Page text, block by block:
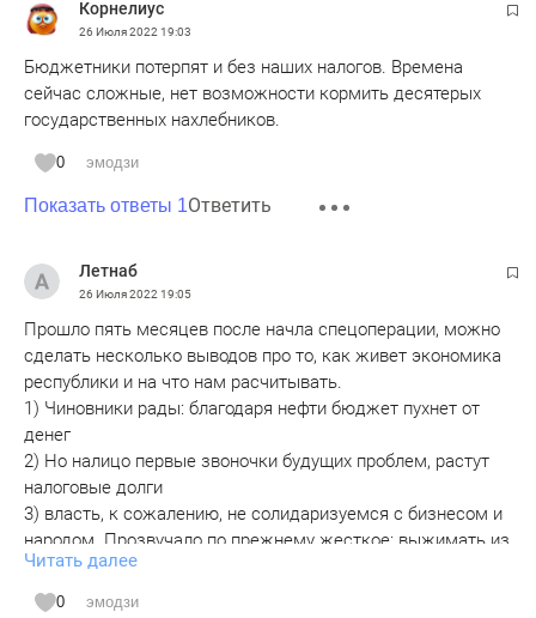
Корнелиус
26 Июля 2022 19:03
Бюджетники потерпят и без наших налогов. Времена
сейчас сложные, нет возможности кормить десятерых
государственных нахлебников.
0 эмодзи
Показать ответы 1Ответить
Летнаб
26 Июля 2022 19:05
Прошло пять месяцев после начла спецоперации, можно
сделать несколько выводов про то, как живет экономика
республики и на что нам расчитывать.
1) Чиновники рады: благодаря нефти бюджет пухнет от
денег
2) Но налицо первые звоночки будущих проблем, растут
налоговые долги
3) власть, к сожалению, не солидаризуемся с бизнесом и
народом. Прозвучало по прежнему жесткое: выжимать из
бизнеса и людей налоги. Не помогать, про стимулировать
и как-то входить в положение вообще не говорят. А
Читать далее
0 эмодзи